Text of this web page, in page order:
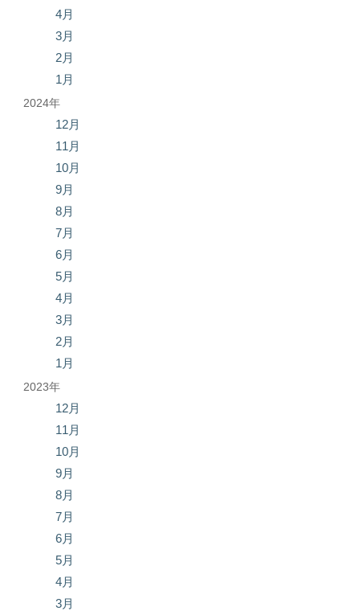
4月
3月
2月
1月
2024年
12月
11月
10月
9月
8月
7月
6月
5月
4月
3月
2月
1月
2023年
12月
11月
10月
9月
8月
7月
6月
5月
4月
3月